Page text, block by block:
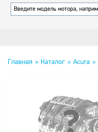
Главная Каталог Acura